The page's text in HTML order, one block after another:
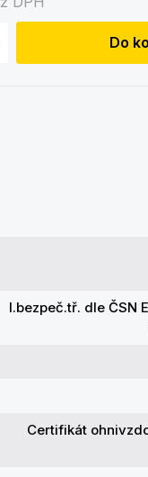
ZadejteDo
I.bezpeč.tř. dle ČSN
Certifikát